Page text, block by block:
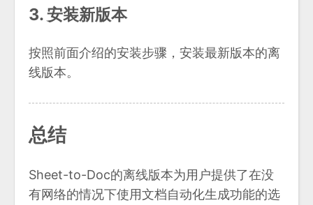
3. 安装新版本
按照前面介绍的安装步骤，安装最新版本的离
线版本。
总结
Sheet-to-Doc的离线版本为用户提供了在没
有网络的情况下使用文档自动化生成功能的选